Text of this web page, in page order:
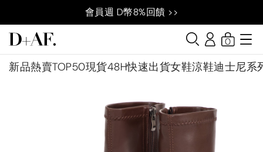
會員週 D幣8%回饋 >>
新品熱賣TOP50現貨48H快速出貨女鞋涼鞋迪士尼系
0